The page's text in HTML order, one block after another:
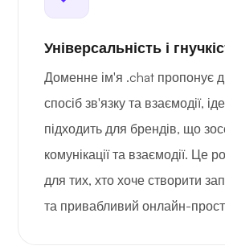
Універсальність і
Доменне ім'я .chat пропонує
спосіб зв'язку та взаємодії,
підходить для брендів, що
комунікації та взаємодії. Це
для тих, хто хоче створити
та привабливий онлайн-